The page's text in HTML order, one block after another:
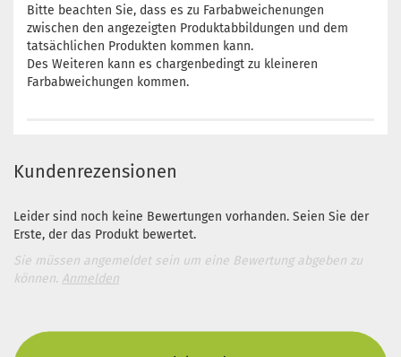
Bitte beachten Sie, dass es zu Farbabweichenungen
zwischen den angezeigten Produktabbildungen und dem
tatsächlichen Produkten kommen kann.
Des Weiteren kann es chargenbedingt zu kleineren
Farbabweichungen kommen.
Kundenrezensionen
Leider sind noch keine Bewertungen vorhanden. Seien Sie der
Erste, der das Produkt bewertet.
Sie müssen angemeldet sein um eine Bewertung abgeben zu
können. Anmelden